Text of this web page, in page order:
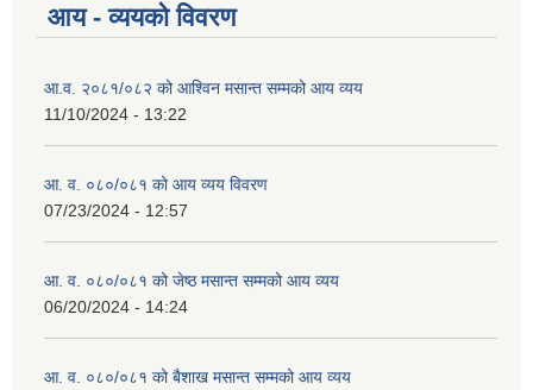
आय - व्ययको विवरण
आ.व. २०८१/०८२ को आश्विन मसान्त सम्मको आय व्यय
11/10/2024 - 13:22
आ. व. ०८०/०८१ को आय व्यय विवरण
07/23/2024 - 12:57
आ. व. ०८०/०८१ को जेष्ठ मसान्त सम्मको आय व्यय
06/20/2024 - 14:24
आ. व. ०८०/०८१ को बैशाख मसान्त सम्मको आय व्यय